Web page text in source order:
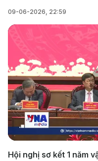
09-06-2026, 22:59
Hội nghị sơ kết 1 năm